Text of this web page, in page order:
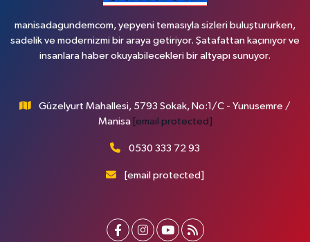
manisadagundemcom, yepyeni temasıyla sizleri buluştururken,
sadelik ve modernizmi bir araya getiriyor. Şatafattan kaçınıyor ve
insanlara haber okuyabilecekleri bir altyapı sunuyor.
Güzelyurt Mahallesi, 5793 Sokak, No:1/C - Yunusemre /
Manisa [email protected]
0530 333 72 93
[email protected]